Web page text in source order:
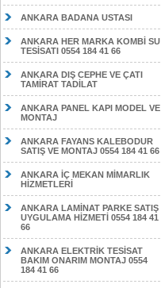
ANKARA BADANA USTASI
ANKARA HER MARKA KOMBİ SU
TESİSATI 0554 184 41 66
ANKARA DIŞ CEPHE VE ÇATI
TAMİRAT TADİLAT
ANKARA PANEL KAPI MODEL VE
MONTAJ
ANKARA FAYANS KALEBODUR
SATIŞ VE MONTAJ 0554 184 41 66
ANKARA İÇ MEKAN MİMARLIK
HİZMETLERİ
ANKARA LAMİNAT PARKE SATIŞ
UYGULAMA HİZMETİ 0554 184 41
66
ANKARA ELEKTRİK TESİSAT
BAKIM ONARIM MONTAJ 0554
184 41 66